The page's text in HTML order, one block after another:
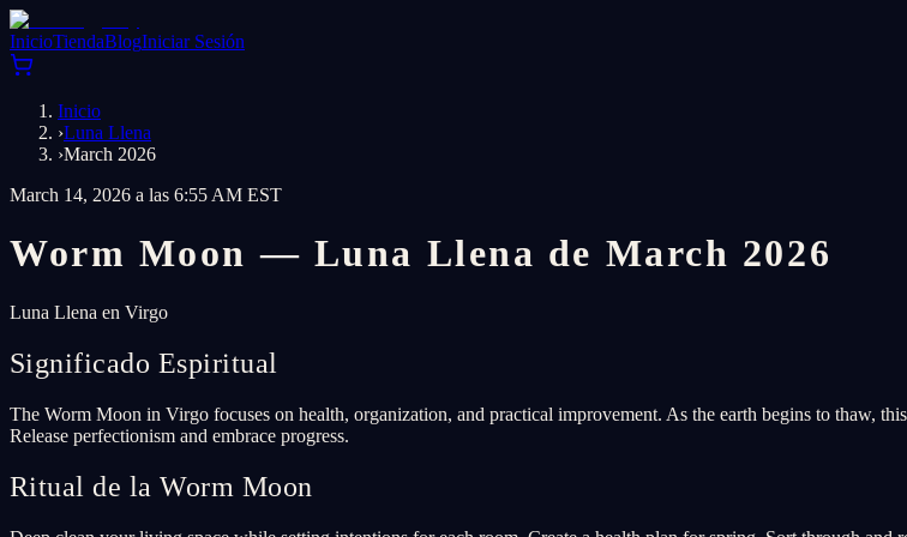
InicioTiendaBlogIniciar Sesión
Inicio
›Luna Llena
›March 2026
March 14, 2026 a las 6:55 AM EST
Worm Moon — Luna Llena de March 2026
Luna Llena en Virgo
Significado Espiritual
The Worm Moon in Virgo focuses on health, organization, and practical improvement. As the earth begins to thaw,
Release perfectionism and embrace progress.
Ritual de la Worm Moon